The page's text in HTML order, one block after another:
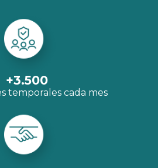
temporales cada mes
+3.500